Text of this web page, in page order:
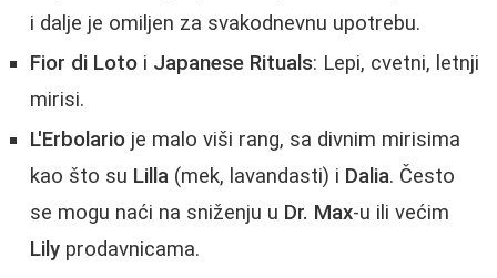
i dalje je omiljen za svakodnevnu upotrebu.
Fior di Loto i Japanese Rituals: Lepi, cvetni, letnji
mirisi.
L'Erbolario je malo viši rang, sa divnim mirisima
kao što su Lilla (mek, lavandasti) i Dalia. Često
se mogu naći na sniženju u Dr. Max-u ili većim
Lily prodavnicama.